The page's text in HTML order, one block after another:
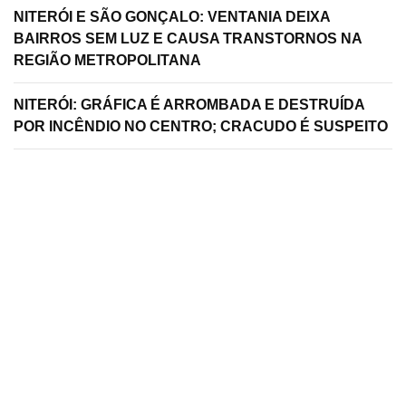
NITERÓI E SÃO GONÇALO: VENTANIA DEIXA
BAIRROS SEM LUZ E CAUSA TRANSTORNOS NA
REGIÃO METROPOLITANA
NITERÓI: GRÁFICA É ARROMBADA E DESTRUÍDA
POR INCÊNDIO NO CENTRO; CRACUDO É SUSPEITO